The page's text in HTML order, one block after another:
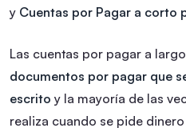
y Cuentas por Pagar a corto
Las cuentas por pagar a
documentos por pagar que
escrito y la mayoría de las
realiza cuando se pide